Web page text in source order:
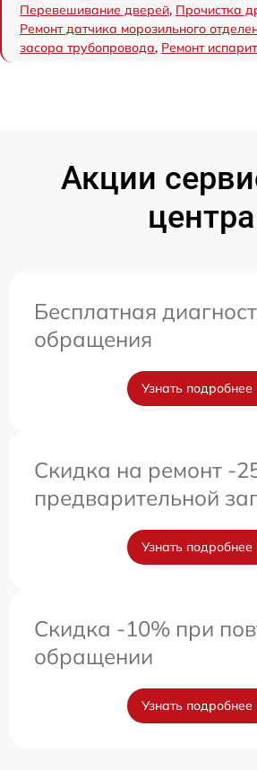
Перевешивание дверей, Прочистка
Ремонт датчика морозильного
засора трубопровода, Ремонт
Акции
центра
Бесплатная
обращения
Узнать подробнее
Скидка на ремонт -
предварительной
Узнать подробнее
Скидка -10% при
обращении
Узнать подробнее